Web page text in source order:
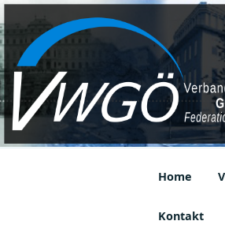
Zum
Inhalt
springen
Home
Kontakt